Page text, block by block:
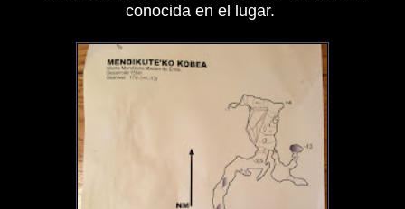
conocida en el lugar.